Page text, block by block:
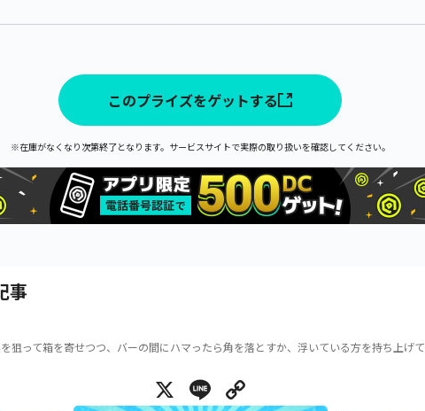
このプライズをゲットする
※在庫がなくなり次第終了となります。サービスサイトで実際の取り扱いを確認してください。
事
狙って箱を寄せつつ、バーの間にハマったら角を落とすか、浮いている方を持ち上げて
X Line